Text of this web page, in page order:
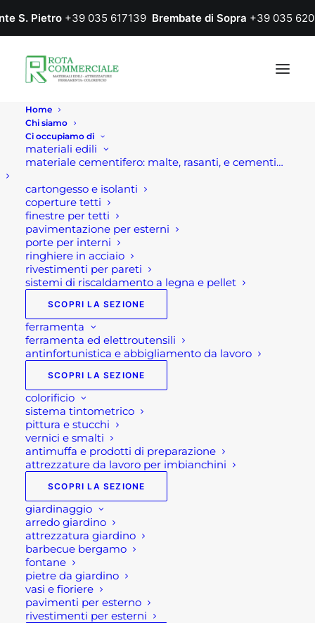
S. Pietro +39 035 617139 Brembate di Sopra +39 035
Home
Chi siamo
Ci occupiamo di
materiali edili
materiale cementifero: malte, rasanti, e cementi…
cartongesso e isolanti
coperture tetti
finestre per tetti
pavimentazione per esterni
porte per interni
ringhiere in acciaio
rivestimenti per pareti
sistemi di riscaldamento a legna e pellet
SCOPRI LA SEZIONE
ferramenta
ferramenta ed elettroutensili
antinfortunistica e abbigliamento da lavoro
SCOPRI LA SEZIONE
colorificio
sistema tintometrico
pittura e stucchi
vernici e smalti
antimuffa e prodotti di preparazione
attrezzature da lavoro per imbianchini
SCOPRI LA SEZIONE
giardinaggio
arredo giardino
attrezzatura giardino
barbecue bergamo
fontane
pietre da giardino
vasi e fioriere
pavimenti per esterno
rivestimenti per esterni
Home Prodotto Colore 114 ANTRACITE
114 ANTRACITE